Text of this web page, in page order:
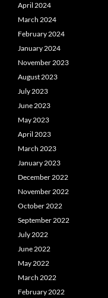
April 2024
March 2024
February 2024
January 2024
November 2023
August 2023
July 2023
June 2023
May 2023
April 2023
March 2023
January 2023
December 2022
November 2022
October 2022
September 2022
July 2022
June 2022
May 2022
March 2022
February 2022